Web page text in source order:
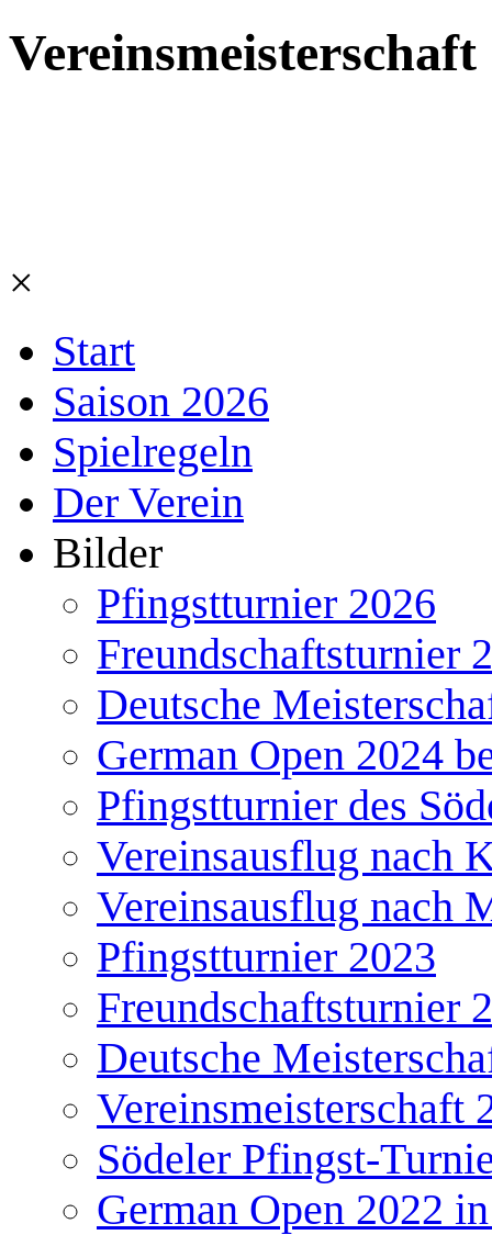
Vereinsmeisterschaft
×
Start
Saison 2026
Spielregeln
Der Verein
Bilder
Pfingstturnier 2026
Freundschaftsturnier
Deutsche
German Open 2024
Pfingstturnier des
Vereinsausflug nach
Vereinsausflug nach
Pfingstturnier 2023
Freundschaftsturnier
Deutsche
Vereinsmeisterschaft
Södeler Pfingst-
German Open 2022